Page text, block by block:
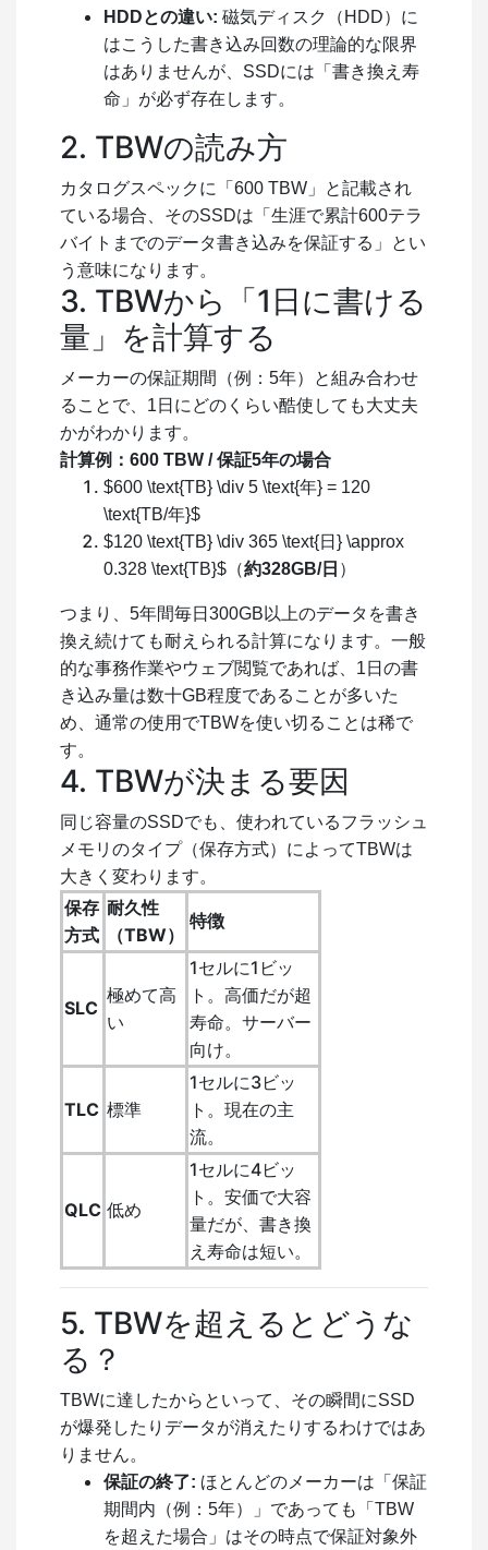
HDDとの違い: 磁気ディスク（HDD）に
はこうした書き込み回数の理論的な限界
はありませんが、SSDには「書き換え寿
命」が必ず存在します。
2. TBWの読み方
カタログスペックに「600 TBW」と記載され
ている場合、そのSSDは「生涯で累計600テラ
バイトまでのデータ書き込みを保証する」とい
う意味になります。
3. TBWから「1日に書ける
量」を計算する
メーカーの保証期間（例：5年）と組み合わせ
ることで、1日にどのくらい酷使しても大丈夫
かがわかります。
計算例：600 TBW / 保証5年の場合
$600 \text{TB} \div 5 \text{年} = 120
\text{TB/年}$
$120 \text{TB} \div 365 \text{日} \approx
0.328 \text{TB}$ （約328GB/日 ）
つまり、5年間毎日300GB以上のデータを書き
換え続けても耐えられる計算になります。一般
的な事務作業やウェブ閲覧であれば、1日の書
き込み量は数十GB程度であることが多いた
め、通常の使用でTBWを使い切ることは稀で
す。
4. TBWが決まる要因
同じ容量のSSDでも、使われているフラッシュ
メモリのタイプ（保存方式）によってTBWは
大きく変わります。
保存
方式
耐久性
（TBW）
特徴
SLC
極めて高
い
1セルに1ビッ
ト。高価だが超
寿命。サーバー
向け。
TLC 標準
1セルに3ビッ
ト。現在の主
流。
QLC 低め
1セルに4ビッ
ト。安価で大容
量だが、書き換
え寿命は短い。
5. TBWを超えるとどうな
る？
TBWに達したからといって、その瞬間にSSD
が爆発したりデータが消えたりするわけではあ
りません。
保証の終了: ほとんどのメーカーは「保証
期間内（例：5年）」であっても「TBW
を超えた場合」はその時点で保証対象外